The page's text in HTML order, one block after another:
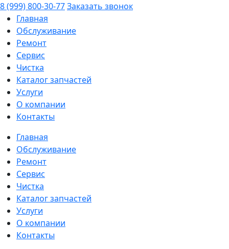
8 (999) 800-30-77Заказать звонок
Главная
Обслуживание
Ремонт
Сервис
Чистка
Каталог запчастей
Услуги
О компании
Контакты
Главная
Обслуживание
Ремонт
Сервис
Чистка
Каталог запчастей
Услуги
О компании
Контакты